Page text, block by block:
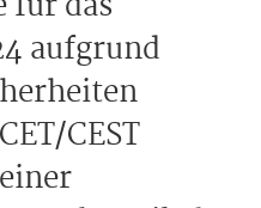
aufgrund
CEST